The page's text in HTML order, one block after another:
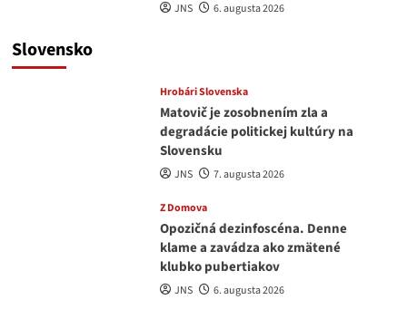
JNS 6. augusta 2026
Slovensko
Hrobári Slovenska
Matovič je zosobnením zla a
degradácie politickej kultúry na
Slovensku
JNS 7. augusta 2026
Z Domova
Opozičná dezinfoscéna. Denne
klame a zavádza ako zmätené
klubko pubertiakov
JNS 6. augusta 2026